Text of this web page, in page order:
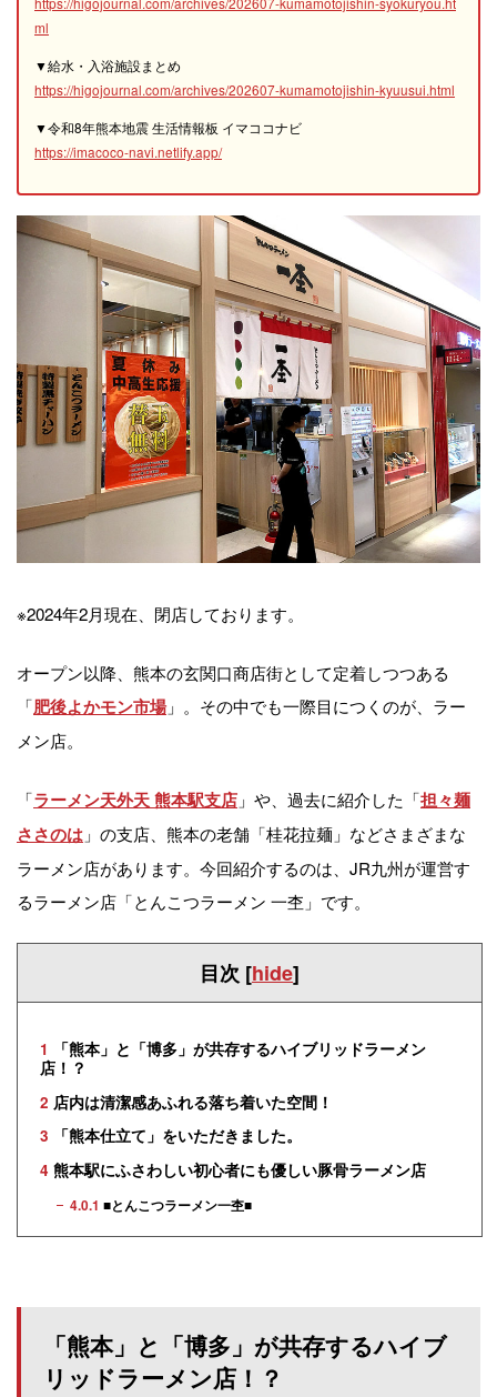
ml
▼給水・入浴施設まとめ
https://higojournal.com/archives/202607-kumamotojishin-kyuusui.html
▼令和8年熊本地震 生活情報板 イマココナビ
https://imacoco-navi.netlify.app/
※2024年2月現在、閉店しております。
オープン以降、熊本の玄関口商店街として定着しつつある
「肥後よかモン市場」。その中でも一際目につくのが、ラー
メン店。
「ラーメン天外天 熊本駅支店 」や、過去に紹介した「担々麺
ささのは 」の支店、熊本の老舗「桂花拉麺」などさまざまな
ラーメン店があります。今回紹介するのは、JR九州が運営す
るラーメン店「とんこつラーメン 一杢」です。
目次 [hide]
1
「熊本」と「博多」が共存するハイブリッドラーメン
店！？
2 店内は清潔感あふれる落ち着いた空間！
3 「熊本仕立て」をいただきました。
4 熊本駅にふさわしい初心者にも優しい豚骨ラーメン店
4.0.1 ■とんこつラーメン一杢■
「熊本」と「博多」が共存するハイブ
リッドラーメン店！？